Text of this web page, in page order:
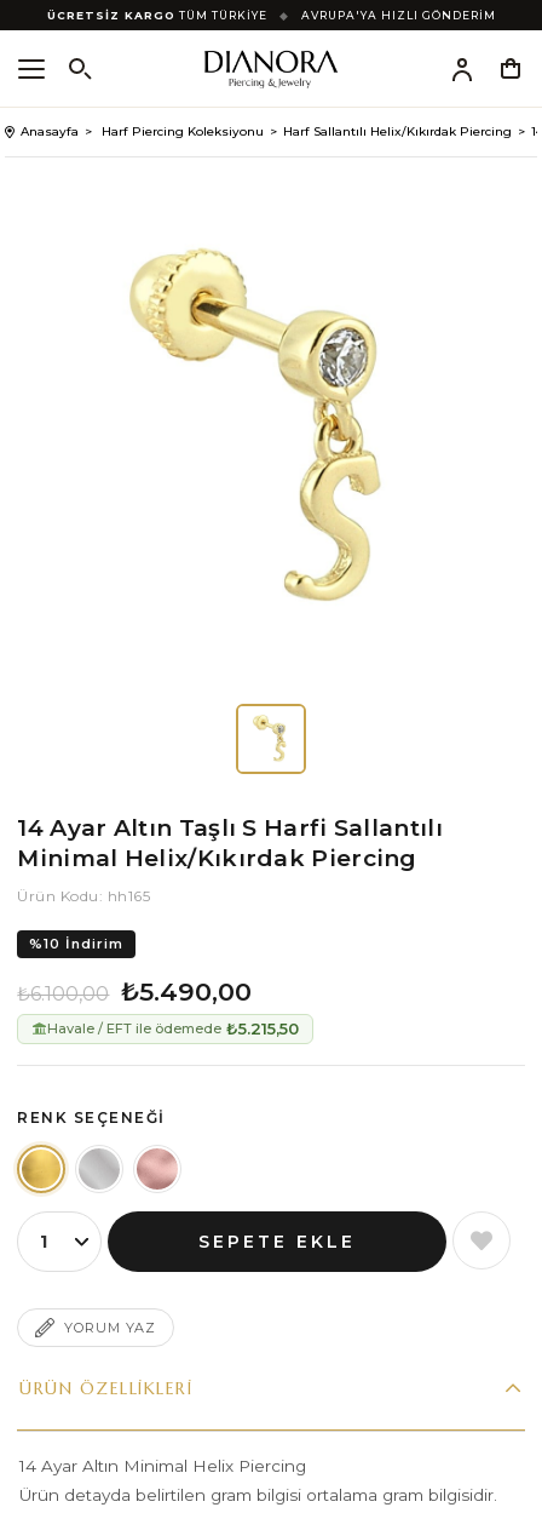
ÜCRETSİZ KARGO TÜM TÜRKİYE ◆ AVRUPA'YA HIZLI GÖNDERİM
Anasayfa Harf Piercing Koleksiyonu Harf Sallantılı Helix/Kıkırdak Piercing
14 Ayar Altın Taşlı S Harfi Sallantılı
Minimal Helix/Kıkırdak Piercing
Ürün Kodu: hh165
%10 İndirim
₺6.100,00 ₺5.490,00
Havale / EFT ile ödemede ₺5.215,50
RENK SEÇENEĞI
YORUM YAZ
ÜRÜN ÖZELLIKLERI
14 Ayar Altın Minimal Helix Piercing
Ürün detayda belirtilen gram bilgisi ortalama gram bilgisidir.